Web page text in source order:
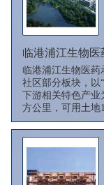
临港浦江生物医
临港浦江生物医药
社区部分板块，以
下游相关特色产业
方公里，可用土地